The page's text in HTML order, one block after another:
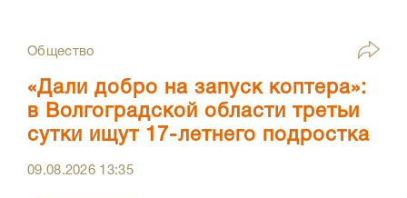
Общество
«Дали добро на запуск коптера»:
в Волгоградской области третьи
сутки ищут 17-летнего подростка
09.08.2026 13:35